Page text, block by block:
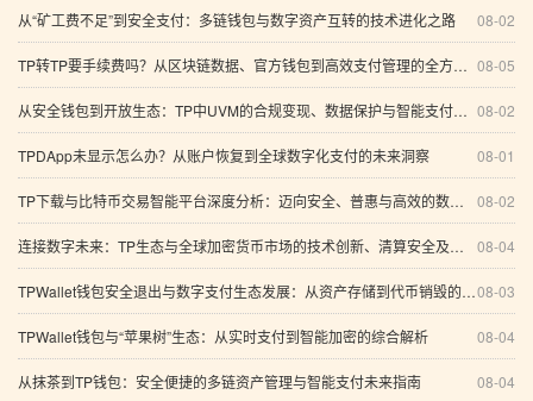
08-02
从“矿工费不足”到安全支付：多链钱包与数字资产互转的技术进化之路
08-05
TP转TP要手续费吗？从区块链数据、官方钱包到高效支付管理的全方位解析
08-02
从安全钱包到开放生态：TP中UVM的合规变现、数据保护与智能支付新路径
08-01
TPDApp未显示怎么办？从账户恢复到全球数字化支付的未来洞察
08-02
TP下载与比特币交易智能平台深度分析：迈向安全、普惠与高效的数字资产未来
08-04
连接数字未来：TP生态与全球加密货币市场的技术创新、清算安全及智能资产管理之道
08-03
TPWallet钱包安全退出与数字支付生态发展：从资产存储到代币销毁的系统分析
08-04
TPWallet钱包与“苹果树”生态：从实时支付到智能加密的综合解析
08-04
从抹茶到TP钱包：安全便捷的多链资产管理与智能支付未来指南